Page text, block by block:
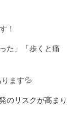
！
た」「歩くと痛
ります💦
のリスクが高まり